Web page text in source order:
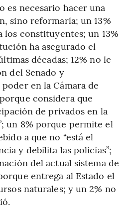
es necesario hacer una
sino reformarla; un 13%
los constituyentes; un 13%
ha asegurado el
décadas; 12% no le
del Senado y
en la Cámara de
considera que
de privados en la
un 8% porque permite el
a que no “está el
y debilita las policías”;
del actual sistema de
entrega al Estado el
naturales; y un 2% no